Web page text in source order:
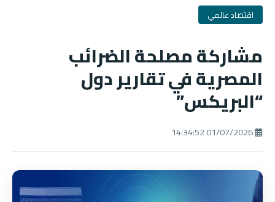
اقتصاد عالمي
مشاركة مصلحة الضرائب
المصرية في تقارير دول
“البريكس”